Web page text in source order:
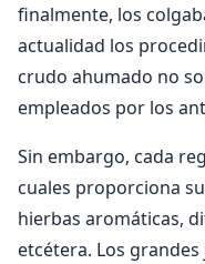
finalmente, los
actualidad los
crudo ahumado no
empleados por los
Sin embargo, cada
cuales proporciona
hierbas aromáticas,
etcétera. Los